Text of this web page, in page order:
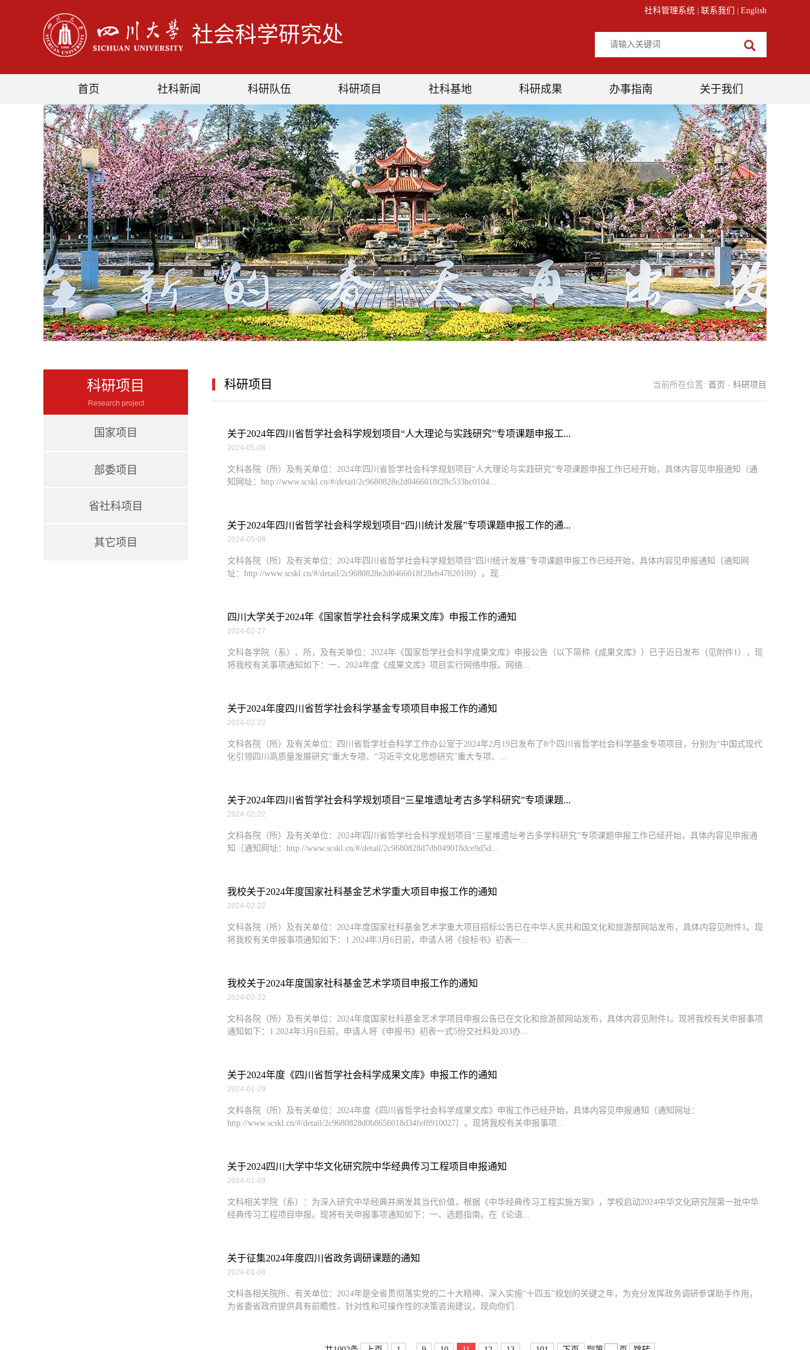
社会科学研究处
社科管理系统 联系我们 English
首页 社科新闻 科研队伍 科研项目 社科基地 科研成果 办事指南 关于我们
科研项目
Research project
国家项目
部委项目
省社科项目
其它项目
科研项目 当前所在位置: 首页 - 科研项目
关于2024年四川省哲学社会科学规划项目“人大理论与实践研究”专项课题申报工...
2024-05-08
文科各院（所）及有关单位：2024年四川省哲学社会科学规划项目“人大理论与实践研究”专项课题申报工作已经开始，具体内容见申报通知（通
知网址：http://www.scskl.cn/#/detail/2c9680828e2d0466018f28c533bc0104...
关于2024年四川省哲学社会科学规划项目“四川统计发展”专项课题申报工作的通...
2024-05-08
文科各院（所）及有关单位：2024年四川省哲学社会科学规划项目“四川统计发展”专项课题申报工作已经开始，具体内容见申报通知（通知网
址：http://www.scskl.cn/#/detail/2c9680828e2d0466018f28eb47820109）。现...
四川大学关于2024年《国家哲学社会科学成果文库》申报工作的通知
2024-02-27
文科各学院（系）、所，及有关单位：2024年《国家哲学社会科学成果文库》申报公告（以下简称《成果文库》）已于近日发布（见附件1），现
将我校有关事项通知如下：一、2024年度《成果文库》项目实行网络申报。网络...
关于2024年度四川省哲学社会科学基金专项项目申报工作的通知
2024-02-22
文科各院（所）及有关单位：四川省哲学社会科学工作办公室于2024年2月19日发布了8个四川省哲学社会科学基金专项项目，分别为“中国式现代
化引领四川高质量发展研究”重大专项、“习近平文化思想研究”重大专项、...
关于2024年四川省哲学社会科学规划项目“三星堆遗址考古多学科研究”专项课题...
2024-02-22
文科各院（所）及有关单位：2024年四川省哲学社会科学规划项目“三星堆遗址考古多学科研究”专项课题申报工作已经开始，具体内容见申报通
知（通知网址：http://www.scskl.cn/#/detail/2c9680828d7db049018dce9d5d...
我校关于2024年度国家社科基金艺术学重大项目申报工作的通知
2024-02-22
文科各院（所）及有关单位：2024年度国家社科基金艺术学重大项目招标公告已在中华人民共和国文化和旅游部网站发布，具体内容见附件1。现
将我校有关申报事项通知如下：1.2024年3月6日前，申请人将《投标书》初表一...
我校关于2024年度国家社科基金艺术学项目申报工作的通知
2024-02-22
文科各院（所）及有关单位：2024年度国家社科基金艺术学项目申报公告已在文化和旅游部网站发布，具体内容见附件1。现将我校有关申报事项
通知如下：1.2024年3月6日前，申请人将《申报书》初表一式5份交社科处203办...
关于2024年度《四川省哲学社会科学成果文库》申报工作的通知
2024-01-29
文科各院（所）及有关单位：2024年度《四川省哲学社会科学成果文库》申报工作已经开始，具体内容见申报通知（通知网址：
http://www.scskl.cn/#/detail/2c9680828d0b8656018d34fef8910027）。现将我校有关申报事项...
关于2024四川大学中华文化研究院中华经典传习工程项目申报通知
2024-01-09
文科相关学院（系）：为深入研究中华经典并阐发其当代价值，根据《中华经典传习工程实施方案》，学校启动2024中华文化研究院第一批中华
经典传习工程项目申报。现将有关申报事项通知如下：一、选题指南。在《论语...
关于征集2024年度四川省政务调研课题的通知
2024-01-08
文科各相关院所、有关单位：2024年是全省贯彻落实党的二十大精神、深入实施“十四五”规划的关键之年，为充分发挥政务调研参谋助手作用，
为省委省政府提供具有前瞻性、针对性和可操作性的决策咨询建议，现向你们...